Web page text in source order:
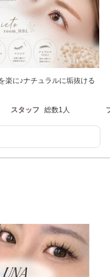
に♪ナチュラルに垢抜ける
スタッフ 総数1人